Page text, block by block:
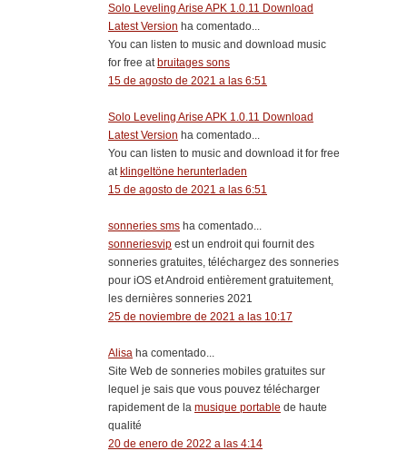
Solo Leveling Arise APK 1.0.11 Download
Latest Version ha comentado...
You can listen to music and download music
for free at bruitages sons
15 de agosto de 2021 a las 6:51
Solo Leveling Arise APK 1.0.11 Download
Latest Version ha comentado...
You can listen to music and download it for free
at klingeltöne herunterladen
15 de agosto de 2021 a las 6:51
sonneries sms ha comentado...
sonneriesvip est un endroit qui fournit des
sonneries gratuites, téléchargez des sonneries
pour iOS et Android entièrement gratuitement,
les dernières sonneries 2021
25 de noviembre de 2021 a las 10:17
Alisa ha comentado...
Site Web de sonneries mobiles gratuites sur
lequel je sais que vous pouvez télécharger
rapidement de la musique portable de haute
qualité
20 de enero de 2022 a las 4:14